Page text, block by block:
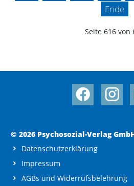
Ende
Seite 616 von
© 2026 Psychosozial-Verlag
Datenschutzerklärung
Impressum
AGBs und Widerrufsbelehrung